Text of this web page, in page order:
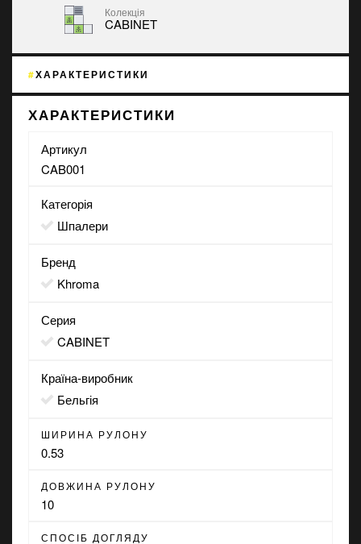
Колекція
CABINET
ХАРАКТЕРИСТИКИ
ХАРАКТЕРИСТИКИ
Артикул
CAB001
Категорія
Шпалери
Бренд
Khroma
Серия
CABINET
Країна-виробник
Бельгія
ШИРИНА РУЛОНУ
0.53
ДОВЖИНА РУЛОНУ
10
СПОСІБ ДОГЛЯДУ